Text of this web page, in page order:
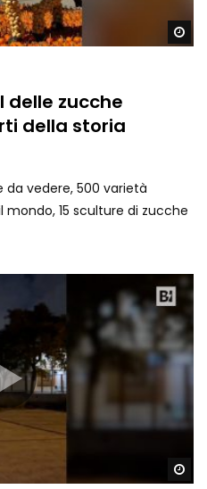
delle zucche
della storia
da vedere, 500 varietà
15 sculture di zucche